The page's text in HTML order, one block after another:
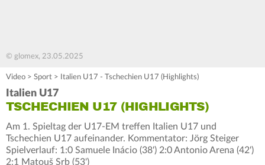
© glomex, 23.05.2025
Video > Sport > Italien U17 - Tschechien U17 (Highlights)
Italien U17
TSCHECHIEN U17 (HIGHLIGHTS)
Am 1. Spieltag der U17-EM treffen Italien U17 und
Tschechien U17 aufeinander. Kommentator: Jörg Steiger
Spielverlauf: 1:0 Samuele Inácio (38') 2:0 Antonio Arena (42')
2:1 Matouš Srb (53')